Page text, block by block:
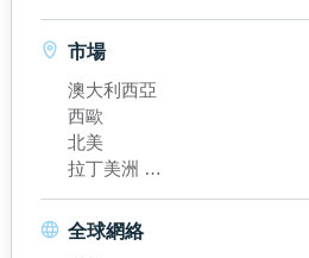
市場戰略分析
稅務諮詢
市場
澳大利西亞
西歐
北美
拉丁美洲
南亞洲
東南亞
東北亞
全球網絡